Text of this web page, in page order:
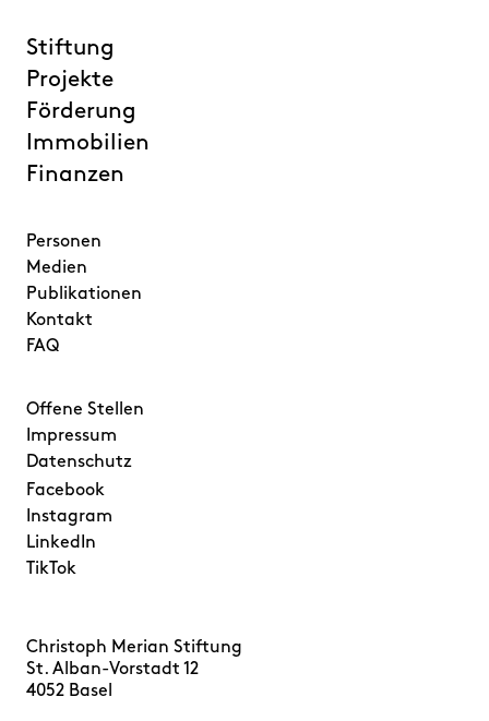
Stiftung
Projekte
Förderung
Immobilien
Finanzen
Personen
Medien
Publikationen
Kontakt
FAQ
Offene Stellen
Impressum
Datenschutz
Facebook
Instagram
LinkedIn
TikTok
Christoph Merian Stiftung
St. Alban-Vorstadt 12
4052 Basel